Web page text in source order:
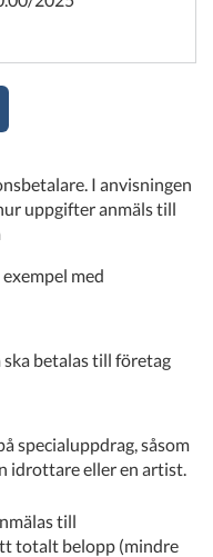
I anvisningen
uppgifter anmäls till
med
betalas till företag
specialuppdrag, såsom
idrottare eller en artist.
till
totalt belopp (mindre